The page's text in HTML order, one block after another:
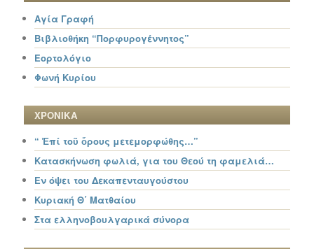
Αγία Γραφή
Βιβλιοθήκη “Πορφυρογέννητος”
Εορτολόγιο
Φωνή Κυρίου
ΧΡΟΝΙΚΑ
“ Ἐπί τοῦ ὄρους μετεμορφώθης…”
Κατασκήνωση φωλιά, για του Θεού τη φαμελιά…
Εν όψει του Δεκαπενταυγούστου
Κυριακή Θ΄ Ματθαίου
Στα ελληνοβουλγαρικά σύνορα